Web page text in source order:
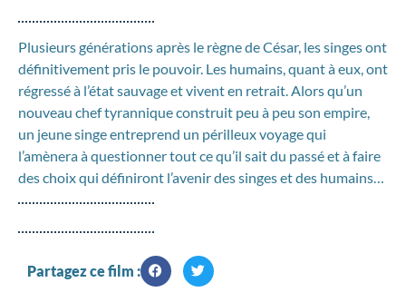
Plusieurs générations après le règne de César, les singes ont
définitivement pris le pouvoir. Les humains, quant à eux, ont
régressé à l’état sauvage et vivent en retrait. Alors qu’un
nouveau chef tyrannique construit peu à peu son empire,
un jeune singe entreprend un périlleux voyage qui
l’amènera à questionner tout ce qu’il sait du passé et à faire
des choix qui définiront l’avenir des singes et des humains…
Partagez ce film :